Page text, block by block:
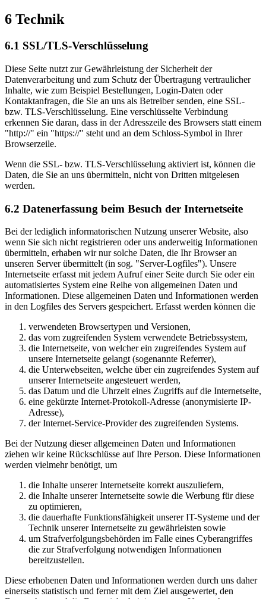
6 Technik
6.1 SSL/TLS-Verschlüsselung
Diese Seite nutzt zur Gewährleistung der Sicherheit der
Datenverarbeitung und zum Schutz der Übertragung vertraulicher
Inhalte, wie zum Beispiel Bestellungen, Login-Daten oder
Kontaktanfragen, die Sie an uns als Betreiber senden, eine SSL-
bzw. TLS-Verschlüsselung. Eine verschlüsselte Verbindung
erkennen Sie daran, dass in der Adresszeile des Browsers statt einem
"http://" ein "https://" steht und an dem Schloss-Symbol in Ihrer
Browserzeile.
Wenn die SSL- bzw. TLS-Verschlüsselung aktiviert ist, können die
Daten, die Sie an uns übermitteln, nicht von Dritten mitgelesen
werden.
6.2 Datenerfassung beim Besuch der Internetseite
Bei der lediglich informatorischen Nutzung unserer Website, also
wenn Sie sich nicht registrieren oder uns anderweitig Informationen
übermitteln, erhaben wir nur solche Daten, die Ihr Browser an
unseren Server übermittelt (in sog. "Server-Logfiles"). Unsere
Internetseite erfasst mit jedem Aufruf einer Seite durch Sie oder ein
automatisiertes System eine Reihe von allgemeinen Daten und
Informationen. Diese allgemeinen Daten und Informationen werden
in den Logfiles des Servers gespeichert. Erfasst werden können die
verwendeten Browsertypen und Versionen,
das vom zugreifenden System verwendete Betriebssystem,
die Internetseite, von welcher ein zugreifendes System auf
unsere Internetseite gelangt (sogenannte Referrer),
die Unterwebseiten, welche über ein zugreifendes System auf
unserer Internetseite angesteuert werden,
das Datum und die Uhrzeit eines Zugriffs auf die Internetseite,
eine gekürzte Internet-Protokoll-Adresse (anonymisierte IP-
Adresse),
der Internet-Service-Provider des zugreifenden Systems.
Bei der Nutzung dieser allgemeinen Daten und Informationen
ziehen wir keine Rückschlüsse auf Ihre Person. Diese Informationen
werden vielmehr benötigt, um
die Inhalte unserer Internetseite korrekt auszuliefern,
die Inhalte unserer Internetseite sowie die Werbung für diese
zu optimieren,
die dauerhafte Funktionsfähigkeit unserer IT-Systeme und der
Technik unserer Internetseite zu gewährleisten sowie
um Strafverfolgungsbehörden im Falle eines Cyberangriffes
die zur Strafverfolgung notwendigen Informationen
bereitzustellen.
Diese erhobenen Daten und Informationen werden durch uns daher
einerseits statistisch und ferner mit dem Ziel ausgewertet, den